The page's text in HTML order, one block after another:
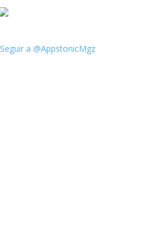
Seguir a @AppstonicMgz